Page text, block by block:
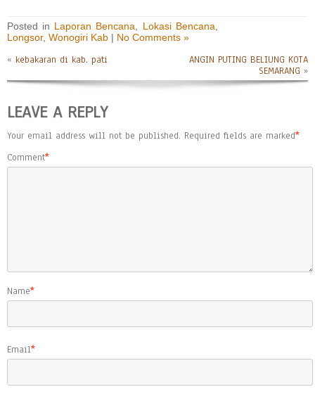
Posted in Laporan Bencana Lokasi Bencana
Longsor, Wonogiri Kab | No Comments »
« kebakaran di kab. pati
ANGIN PUTING BELIUNG KOTA
SEMARANG »
LEAVE A REPLY
Your email address will not be published. Required fields are marked*
Comment*
Name*
Email*